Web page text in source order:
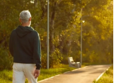
је пред политичким